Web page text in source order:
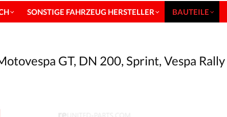
SONSTIGE FAHRZEUG HERSTELLER BAUTEILE
GT, DN 200, Sprint, Vespa Rally